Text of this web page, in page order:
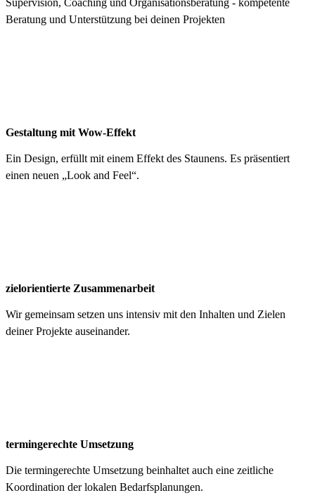
Supervision, Coaching und Organisationsberatung - kompetente
Beratung und Unterstützung bei deinen Projekten
Gestaltung mit Wow-Effekt
Ein Design, erfüllt mit einem Effekt des Staunens. Es präsentiert
einen neuen „Look and Feel“.
zielorientierte Zusammenarbeit
Wir gemeinsam setzen uns intensiv mit den Inhalten und Zielen
deiner Projekte auseinander.
termingerechte Umsetzung
Die termingerechte Umsetzung beinhaltet auch eine zeitliche
Koordination der lokalen Bedarfsplanungen.